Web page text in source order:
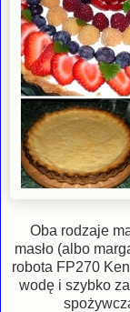
Oba rodzaje
masło (albo
robota FP270
wodę i szybko